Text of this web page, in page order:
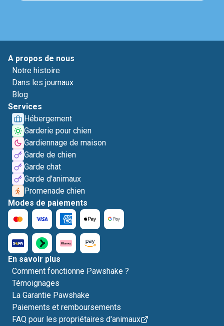
A propos de nous
Notre histoire
Dans les journaux
Blog
Services
Hébergement
Garderie pour chien
Gardiennage de maison
Garde de chien
Garde chat
Garde d'animaux
Promenade chien
Modes de paiements
En savoir plus
Comment fonctionne Pawshake ?
Témoignages
La Garantie Pawshake
Paiements et remboursements
FAQ pour les propriétaires d'animaux